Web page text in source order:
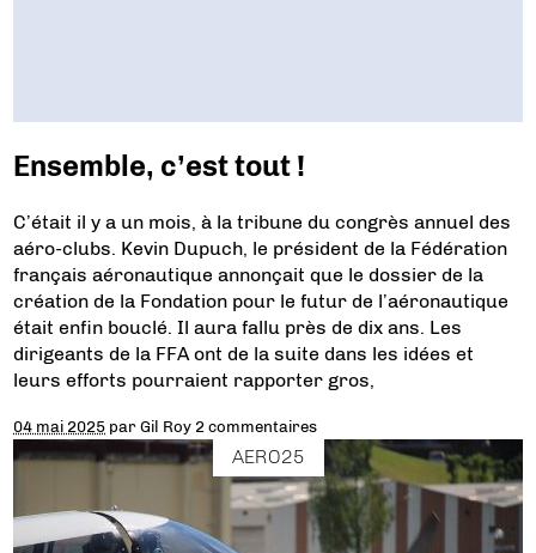
Ensemble, c’est tout !
C’était il y a un mois, à la tribune du congrès annuel des
aéro-clubs. Kevin Dupuch, le président de la Fédération
français aéronautique annonçait que le dossier de la
création de la Fondation pour le futur de l’aéronautique
était enfin bouclé. Il aura fallu près de dix ans. Les
dirigeants de la FFA ont de la suite dans les idées et
leurs efforts pourraient rapporter gros,
04 mai 2025 parGil Roy 2 commentaires
AERO25